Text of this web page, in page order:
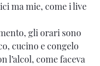
ma mie, come i live
gli orari sono
cucino e congelo
l’alcol, come faceva